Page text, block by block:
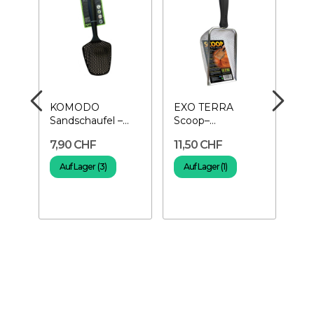
KOMODO
Sandschaufel –
Reinigungssieb
7,90 CHF
Auf Lager (3)
EXO TERRA
Scoop–
11,50 CHF
Auf Lager (1)